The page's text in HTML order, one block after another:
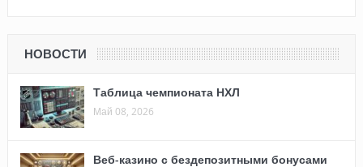
НОВОСТИ
Таблица чемпионата НХЛ
Май 08, 2026
Веб-казино с бездепозитными бонусами